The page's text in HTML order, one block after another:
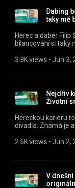
odstupem
věci už by v dnešní
Poslouchejte Alex
mujRozhlas
host na
» Sledujte nás na
https://
Dabing
taky mě
Herec a dabér Filip
bilancování si taky
mě ta padesátka
představitelem Ashtona
jako podcast v
https://rozhl.as/
mujRozhlas.cz
Sledujte nás na
https://
3.8K views • Jun 3,
Nejdřív
Životní
Hereckou kariéru
divadla. Známá je
na kontě. Poslouchejte Alex a host jako podcast v mobilní
Facebooku:
2.6K views • Jun 2,
V